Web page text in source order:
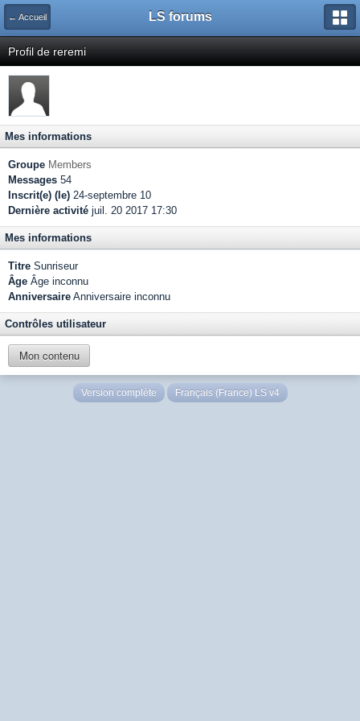
← Accueil LS forums
Profil de reremi
Mes informations
Groupe Members
Messages 54
Inscrit(e) (le) 24-septembre 10
Dernière activité juil. 20 2017 17:30
Mes informations
Titre Sunriseur
Âge Âge inconnu
Anniversaire Anniversaire inconnu
Contrôles utilisateur
Mon contenu
Version complète Français (France) LS v4